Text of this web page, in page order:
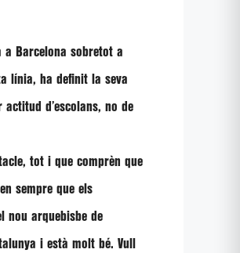
a Barcelona sobretot a
línia, ha definit la seva
d’escolans, no de
tot i que comprèn que
sempre que els
nou arquebisbe de
i està molt bé. Vull